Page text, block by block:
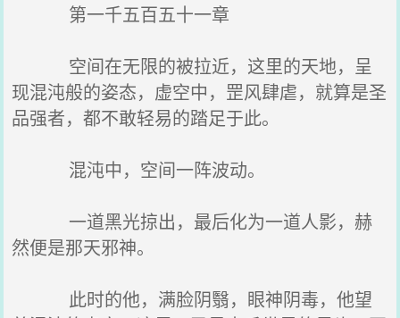
第一千五百五十一章
空间在无限的被拉近，这里的天地，呈
现混沌般的姿态，虚空中，罡风肆虐，就算是圣
品强者，都不敢轻易的踏足于此。
混沌中，空间一阵波动。
一道黑光掠出，最后化为一道人影，赫
然便是那天邪神。
此时的他，满脸阴翳，眼神阴毒，他望